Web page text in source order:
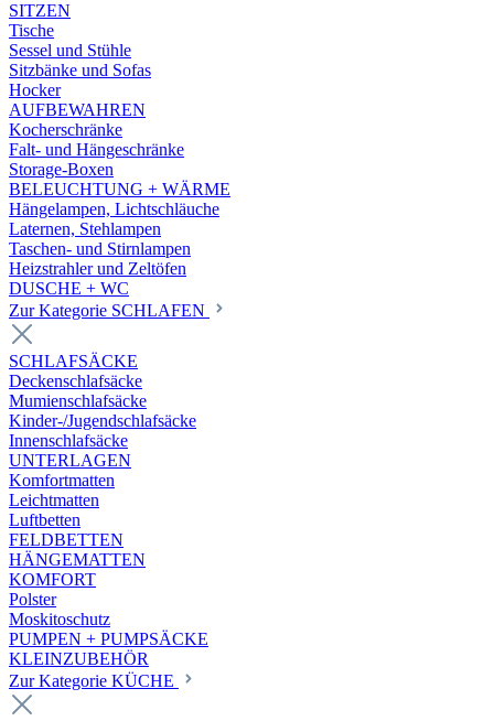
SITZEN
Tische
Sessel und Stühle
Sitzbänke und Sofas
Hocker
AUFBEWAHREN
Kocherschränke
Falt- und Hängeschränke
Storage-Boxen
BELEUCHTUNG + WÄRME
Hängelampen, Lichtschläuche
Laternen, Stehlampen
Taschen- und Stirnlampen
Heizstrahler und Zeltöfen
DUSCHE + WC
Zur Kategorie SCHLAFEN
SCHLAFSÄCKE
Deckenschlafsäcke
Mumienschlafsäcke
Kinder-/Jugendschlafsäcke
Innenschlafsäcke
UNTERLAGEN
Komfortmatten
Leichtmatten
Luftbetten
FELDBETTEN
HÄNGEMATTEN
KOMFORT
Polster
Moskitoschutz
PUMPEN + PUMPSÄCKE
KLEINZUBEHÖR
Zur Kategorie KÜCHE